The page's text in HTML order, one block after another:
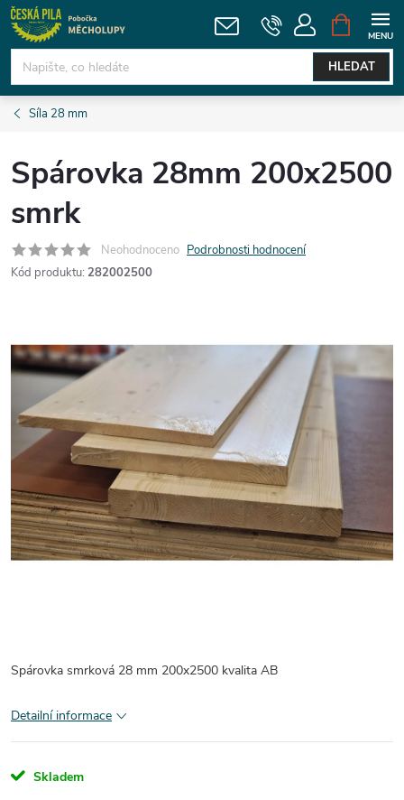
Přejít
na
obsah
HLEDAT
NÁKUPNÍ
KOŠÍK
Síla 28 mm
Spárovka 28mm 200x2500
smrk
Neohodnoceno Podrobnosti hodnocení
Kód produktu: 282002500
Spárovka smrková 28 mm 200x2500 kvalita AB
Detailní informace
Skladem